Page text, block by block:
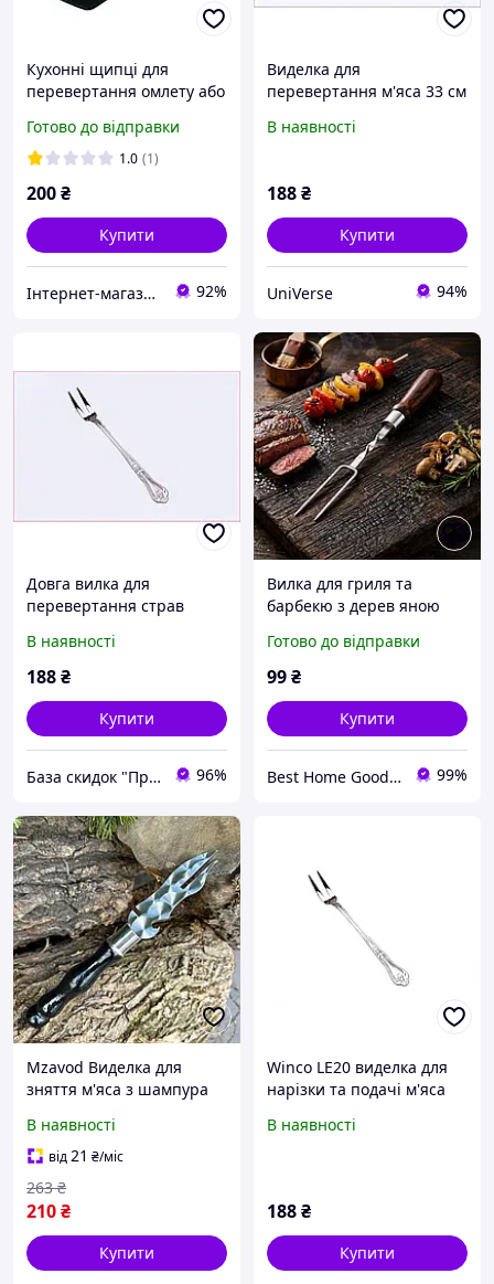
Кухонні щипці для
перевертання омлету або
вилка для готування яєць
і м'яса!
Готово до відправки
1.0 (1)
200₴
Купити
Інтернет-магазин "ВТренді" 92%
Виделка для
перевертання м'яса 33 см
В наявності
188₴
Купити
UniVerse 94%
Довга вилка для
перевертання страв
В наявності
188₴
Купити
База скидок "ПромоКот" 96%
Вилка для гриля та
барбекю з дерев яною
сталь, 35.5 см для кухарів
і поціновувачів шашлику
Готово до відправки
99₴
Купити
Best Home Goods - "Кращі товари для дому, подарунки, дрібниці" 99%
Mzavod Виделка для
зняття м'яса з шампура
дерев'яна ручка 280 мм
сталь AISI 430
В наявності
від21 ₴/міс
210₴
263 ₴
Купити
Winco LE20 виделка для
нарізки та подачі м'яса
В наявності
188₴
Купити